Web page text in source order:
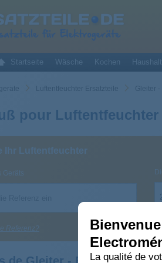
La qualité de
Startseite Wäsche Kochen Haushalt
Luftentfeuchter Ersatzteile Gleiter -
pour Luftentfeuchter
Ihr Luftentfeuchter
Geräts
Referenz?